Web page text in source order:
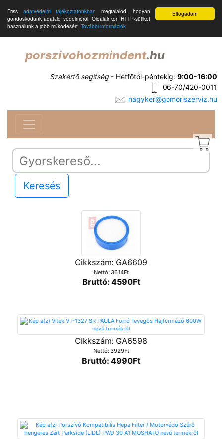
Elfogadom
Friss adatvédelmi tájékoztatónkban megtalálod, hogyan
gondoskodunk adataid védelméről. Oldalainkon HTTP-sütiket
használunk a jobb működésért. További információk
porszivohozmindent.hu
Szakértő segítség - Hétfőtől-péntekig: 9:00-16:00
06-70/420-0011
nagyker@gomoriszerviz.hu
Keresés
Cikkszám: GA6609
Nettó: 3614Ft
Bruttó: 4590Ft
Cikkszám: GA6598
Nettó: 3929Ft
Bruttó: 4990Ft